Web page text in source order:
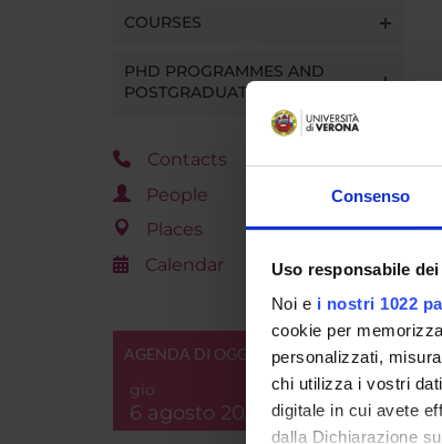
Consenso
Uso responsabile
Noi e i nostri 1022
cookie per
personalizzati,
chi utilizza i vostri
digitale in cui avete
dalla Dichiarazione
COURSES
PHD PROGRAMMES AND
POSTGRADUATE TRAINING
Contacts
People
Places
Calendar
AGENDA DI OGGI
gio
6 agosto 2026